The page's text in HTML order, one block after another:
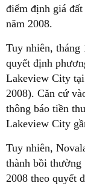
điểm định giá
năm 2008.
Tuy nhiên,
quyết định
Lakeview City
2008). Căn cứ
thông báo tiền
Lakeview City
Tuy nhiên,
thành bồi thường
2008 theo quyết